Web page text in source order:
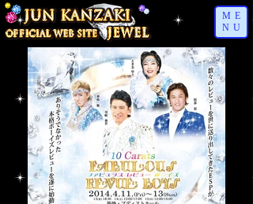
ME
NU